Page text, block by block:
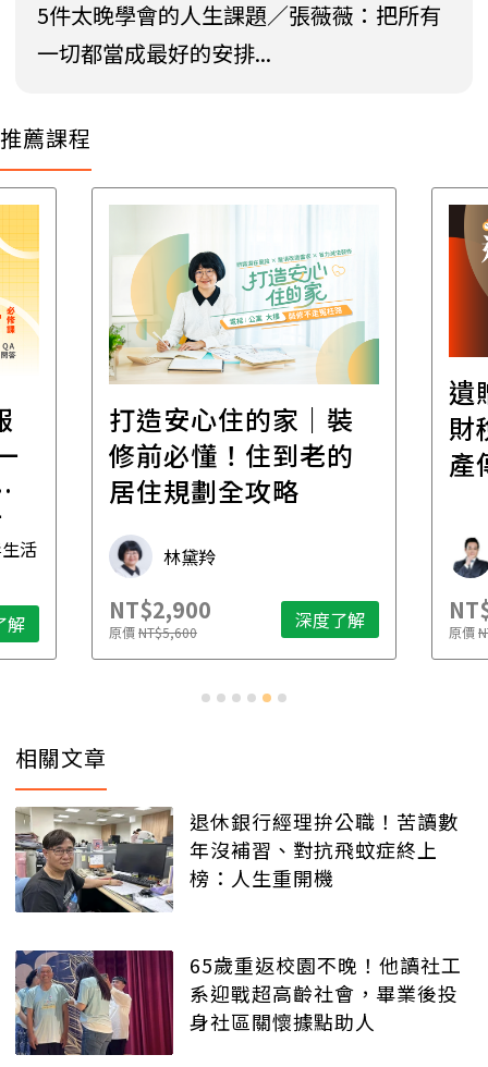
5件太晚學會的人生課題／張薇薇：把所有
一切都當成最好的安排...
推薦課程
活
解
打造安心住的家｜裝
修前必懂！住到老的
居住規劃全攻略
林黛羚
NT$2,900
原價NT$5,600 深度了解
遺
財
產
原價
相關文章
退休銀行經理拚公職！苦讀數
年沒補習、對抗飛蚊症終上
榜：人生重開機
65歲重返校園不晚！他讀社工
系迎戰超高齡社會，畢業後投
身社區關懷據點助人